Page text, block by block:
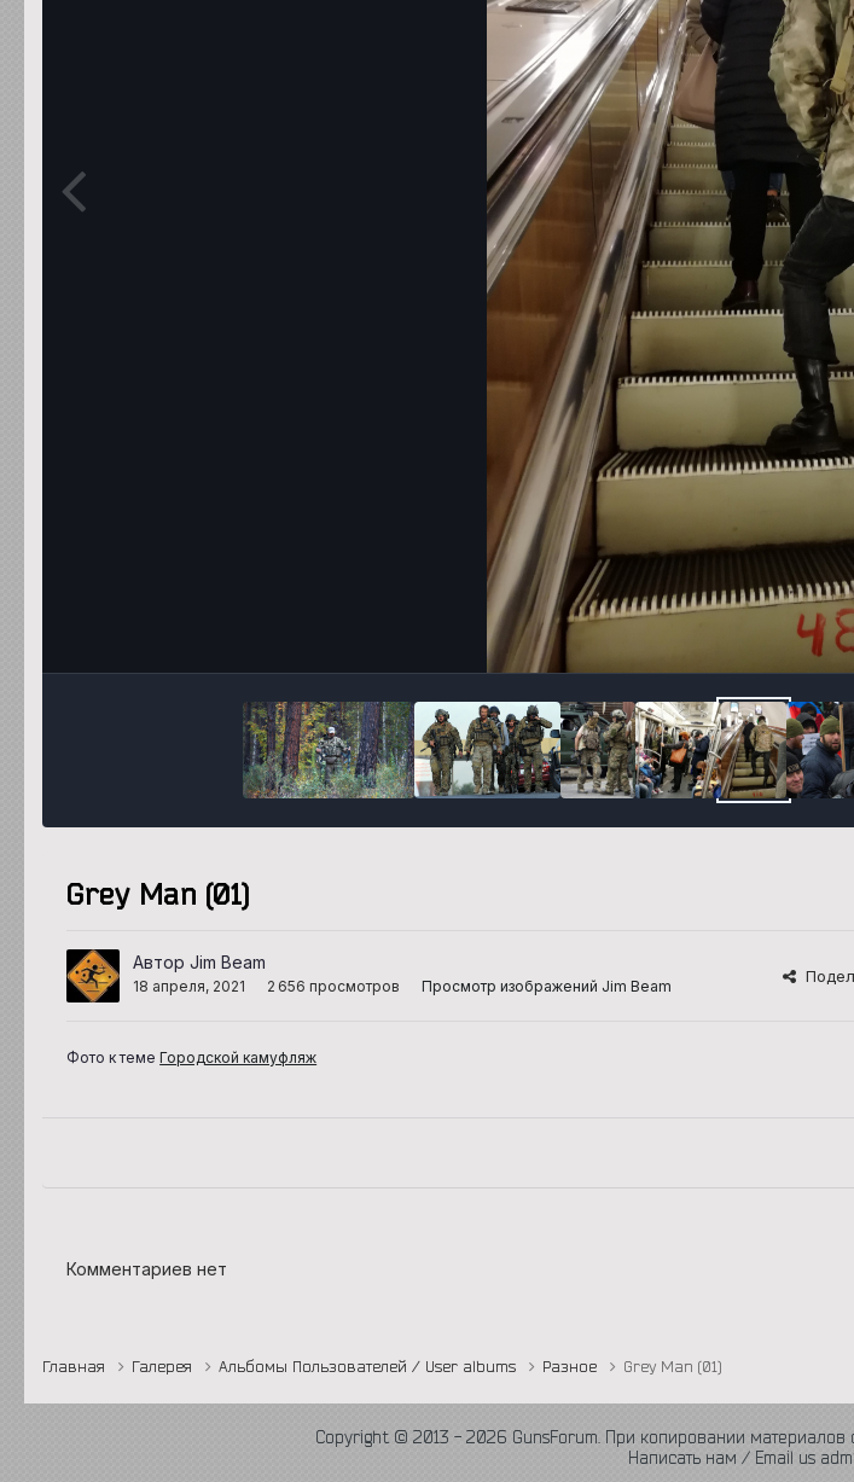
Grey Man (01)
Автор Jim Beam
18 апреля, 2021 2 656 просмотров Просмотр изображений Jim Beam
Фото к темеГородской камуфляж
Комментариев нет
Главная Галерея Альбомы Пользователей / User albums Разное Grey Man (01)
Copyright © 2013 - 2026 GunsForum. При копировании
Написать нам / Email us